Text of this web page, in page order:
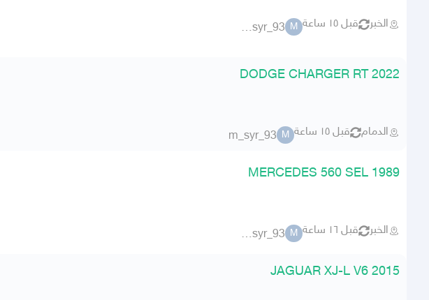
الخبر قبل ١٥ ساعة M
m_syr_93
DODGE CHARGER RT 2022
الدمام قبل ١٥ ساعة M
m_syr_93
MERCEDES 560 SEL 1989
الخبر قبل ١٦ ساعة M
m_syr_93
JAGUAR XJ-L V6 2015